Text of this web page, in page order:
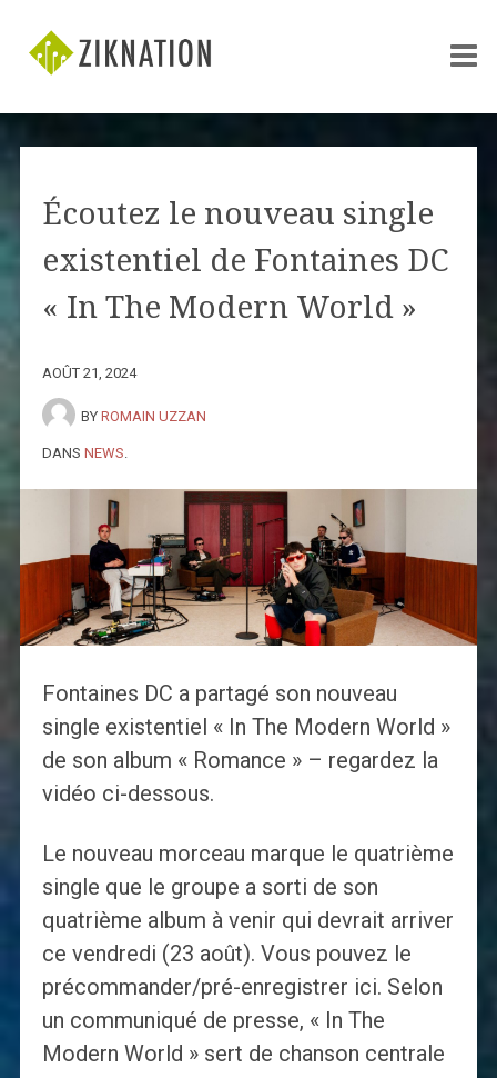
Écoutez le nouveau single
existentiel de Fontaines DC
« In The Modern World »
AOÛT 21, 2024
BY ROMAIN UZZAN
DANS NEWS
Fontaines DC a partagé son nouveau
single existentiel « In The Modern World »
de son album « Romance » – regardez la
vidéo ci-dessous.
Le nouveau morceau marque le quatrième
single que le groupe a sorti de son
quatrième album à venir qui devrait arriver
ce vendredi (23 août). Vous pouvez le
précommander/pré-enregistrer ici. Selon
un communiqué de presse, « In The
Modern World » sert de chanson centrale